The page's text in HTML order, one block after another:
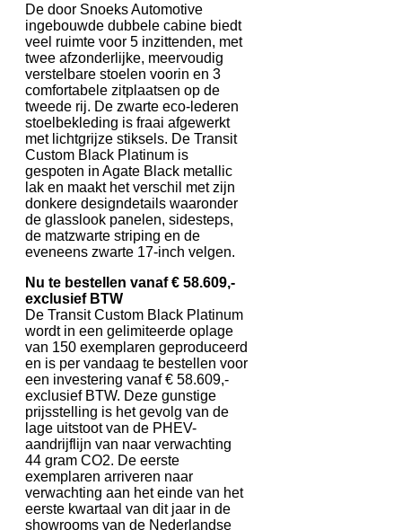
De door Snoeks Automotive
ingebouwde dubbele cabine biedt
veel ruimte voor 5 inzittenden, met
twee afzonderlijke, meervoudig
verstelbare stoelen voorin en 3
comfortabele zitplaatsen op de
tweede rij. De zwarte eco-lederen
stoelbekleding is fraai afgewerkt
met lichtgrijze stiksels. De Transit
Custom Black Platinum is
gespoten in Agate Black metallic
lak en maakt het verschil met zijn
donkere designdetails waaronder
de glasslook panelen, sidesteps,
de matzwarte striping en de
eveneens zwarte 17-inch velgen.
Nu te bestellen vanaf € 58.609,-
exclusief BTW
De Transit Custom Black Platinum
wordt in een gelimiteerde oplage
van 150 exemplaren geproduceerd
en is per vandaag te bestellen voor
een investering vanaf € 58.609,-
exclusief BTW. Deze gunstige
prijsstelling is het gevolg van de
lage uitstoot van de PHEV-
aandrijflijn van naar verwachting
44 gram CO2. De eerste
exemplaren arriveren naar
verwachting aan het einde van het
eerste kwartaal van dit jaar in de
showrooms van de Nederlandse